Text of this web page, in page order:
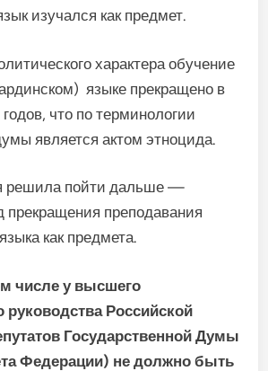
изучался как предмет.
характера обучение
языке прекращено в
что по терминологии
является актом этноцида.
решила пойти дальше —
прекращения преподавания
как предмета.
числе у высшего
руководства Российской
Государственной Думы
Федерации) не должно быть